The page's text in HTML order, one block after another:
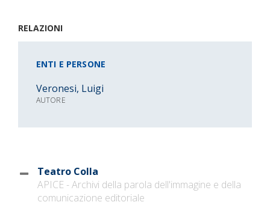
RELAZIONI
ENTI E PERSONE
Veronesi, Luigi
AUTORE
Teatro Colla
APICE - Archivi della parola dell'immagine e della
comunicazione editoriale